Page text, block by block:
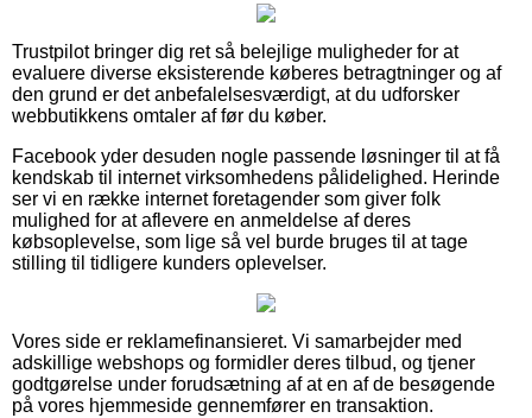
Trustpilot bringer dig ret så belejlige muligheder for at
evaluere diverse eksisterende køberes betragtninger og af
den grund er det anbefalelsesværdigt, at du udforsker
webbutikkens omtaler af før du køber.
Facebook yder desuden nogle passende løsninger til at få
kendskab til internet virksomhedens pålidelighed. Herinde
ser vi en række internet foretagender som giver folk
mulighed for at aflevere en anmeldelse af deres
købsoplevelse, som lige så vel burde bruges til at tage
stilling til tidligere kunders oplevelser.
Vores side er reklamefinansieret. Vi samarbejder med
adskillige webshops og formidler deres tilbud, og tjener
godtgørelse under forudsætning af at en af de besøgende
på vores hjemmeside gennemfører en transaktion.